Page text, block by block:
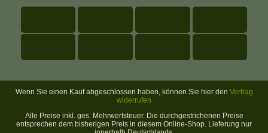
Wenn Sie einen Kauf abgeschlossen haben, können Sie hier den Vertrag
widerrufen
Alle Preise inkl. ges. Mehrwertsteuer. Die durchgestrichenen Preise
entsprechen dem bisherigen Preis in diesem Online-Shop. Lieferung nur